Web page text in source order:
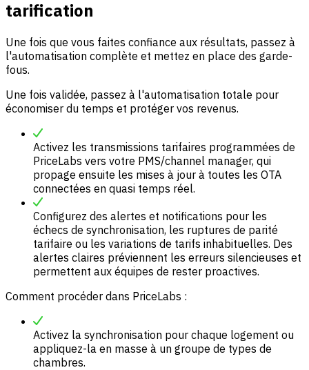
tarification
Une fois que vous faites confiance aux résultats, passez à
l'automatisation complète et mettez en place des garde-
fous.
Une fois validée, passez à l'automatisation totale pour
économiser du temps et protéger vos revenus.
Activez les transmissions tarifaires programmées de
PriceLabs vers votre PMS/channel manager, qui
propage ensuite les mises à jour à toutes les OTA
connectées en quasi temps réel.
Configurez des alertes et notifications pour les
échecs de synchronisation, les ruptures de parité
tarifaire ou les variations de tarifs inhabituelles. Des
alertes claires préviennent les erreurs silencieuses et
permettent aux équipes de rester proactives.
Comment procéder dans PriceLabs :
Activez la synchronisation pour chaque logement ou
appliquez-la en masse à un groupe de types de
chambres.